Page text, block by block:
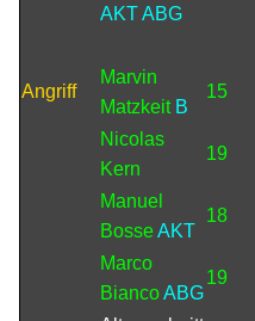
AKT ABG
Angriff
Marvin
Matzkeit B
15
Nicolas
Kern
19
Manuel
BosseAKT
18
Marco
BiancoABG
19